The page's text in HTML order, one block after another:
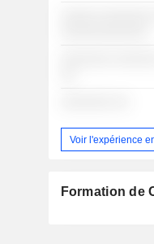
Voir l'expérience
Formation de